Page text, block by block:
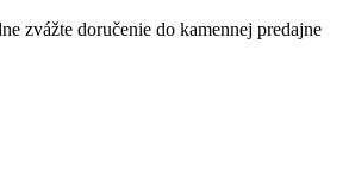
zvážte doručenie do kamennej predajne